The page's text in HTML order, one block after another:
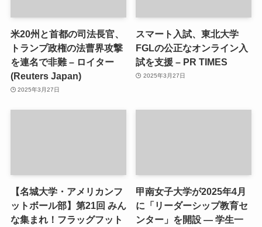
米20州と首都の司法長官、
トランプ政権の法曹界攻撃
を連名で非難 – ロイター
(Reuters Japan)
2025年3月27日
スマート入試、東北大学
FGLの公正なオンライン入
試を支援 – PR TIMES
2025年3月27日
【名城大学・アメリカンフ
ットボール部】第21回 みん
な集まれ！フラッグフット
甲南女子大学が2025年4月
に「リーダーシップ教育セ
ンター」を開設 ― 学生一